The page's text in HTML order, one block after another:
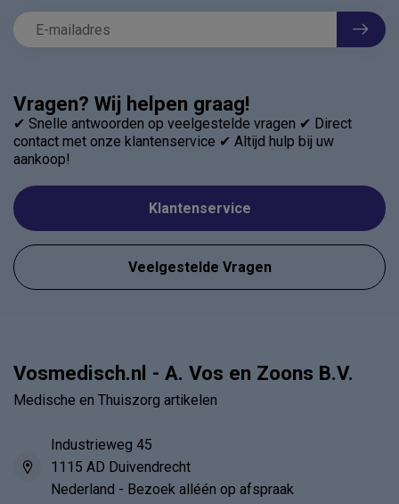
Vragen? Wij helpen graag!
✔ Snelle antwoorden op veelgestelde vragen ✔ Direct
contact met onze klantenservice ✔ Altijd hulp bij uw
aankoop!
Klantenservice
Veelgestelde Vragen
Vosmedisch.nl - A. Vos en Zoons B.V.
Medische en Thuiszorg artikelen
Industrieweg 45
1115 AD Duivendrecht
Nederland - Bezoek alléén op afspraak